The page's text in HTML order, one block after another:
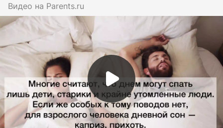
Видео на parents.ru